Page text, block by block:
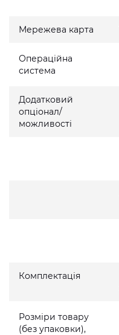
Мережева карта
Операційна
система
Додатковий
опціонал/
можливості
Комплектація
Розміри товару
(без упаковки),